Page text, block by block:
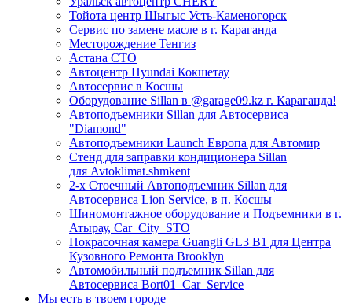
Тойота центр Шыгыс Усть-Каменогорск
Сервис по замене масле в г. Караганда
Месторождение Тенгиз
Астана СТО
Автоцентр Hyundai Кокшетау
Автосервис в Косшы
Оборудование Sillan в @garage09.kz г. Караганда!
Автоподъемники Sillan для Автосервиса
"Diamond"
Автоподъемники Launch Европа для Автомир
Стенд для заправки кондиционера Sillan
для Avtoklimat.shmkent
2-х Стоечный Автоподъемник Sillan для
Автосервиса Lion Service, в п. Косшы
Шиномонтажное оборудование и Подъемники в г.
Атырау, Car_City_STO
Покрасочная камера Guangli GL3 B1 для Центра
Кузовного Ремонта Brooklyn
Автомобильный подъемник Sillan для
Автосервиса Bort01_Car_Service
Мы есть в твоем городе